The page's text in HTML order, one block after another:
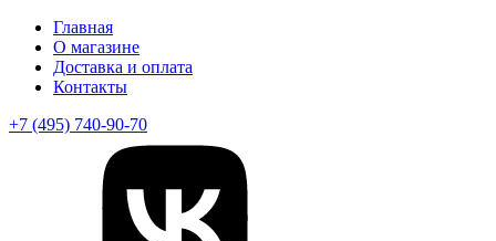
Главная
О магазине
Доставка и оплата
Контакты
+7 (495) 740-90-70